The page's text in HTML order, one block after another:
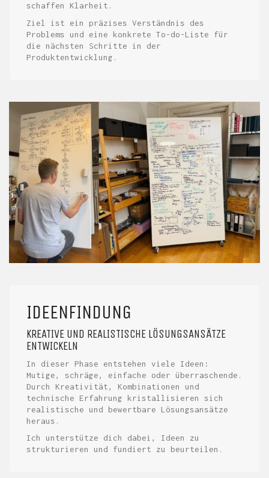
schaffen Klarheit.
Ziel ist ein präzises Verständnis des
Problems und eine konkrete To-do-Liste für
die nächsten Schritte in der
Produktentwicklung.
IDEENFINDUNG
KREATIVE UND REALISTISCHE LÖSUNGSANSÄTZE
ENTWICKELN
In dieser Phase entstehen viele Ideen:
Mutige, schräge, einfache oder überraschende.
Durch Kreativität, Kombinationen und
technische Erfahrung kristallisieren sich
realistische und bewertbare Lösungsansätze
heraus.
Ich unterstütze dich dabei, Ideen zu
strukturieren und fundiert zu beurteilen.